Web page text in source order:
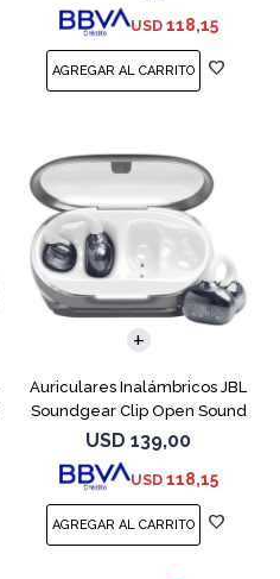
USD 118,15
Auriculares Inalámbricos JBL
Soundgear Clip Open Sound
Blanc
USD 139,00
USD 118,15